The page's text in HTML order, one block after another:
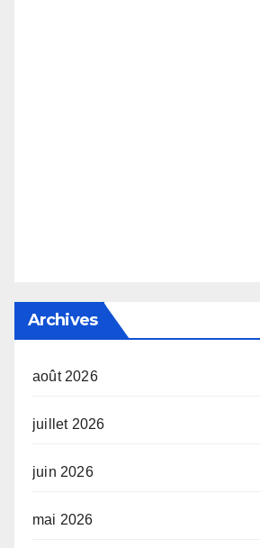
Archives
août 2026
juillet 2026
juin 2026
mai 2026